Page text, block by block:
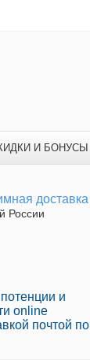
И БОНУСЫ
доставка
России
и
online
почтой по